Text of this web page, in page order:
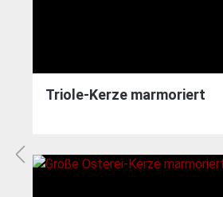
Triole-Kerze marmoriert